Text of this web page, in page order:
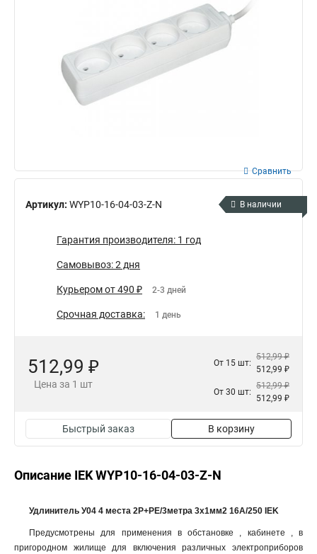
Артикул: WYP10-16-04-03-Z-N
Сравнить
В наличии
Гарантия производителя: 1 год
Самовывоз: 2 дня
Курьером от 490 ₽ 2-3 дней
Срочная доставка: 1 день
512,99 ₽
Цена за 1 шт
От 15 шт:
512,99 ₽
512,99 ₽
От 30 шт:
512,99 ₽
512,99 ₽
Быстрый заказ В корзину
Описание IEK WYP10-16-04-03-Z-N
Удлинитель У04 4 места 2Р+PЕ/3метра 3х1мм2 16А/250 IEK
Предусмотрены для применения в обстановке , кабинете , в
пригородном жилище для включения различных электроприборов